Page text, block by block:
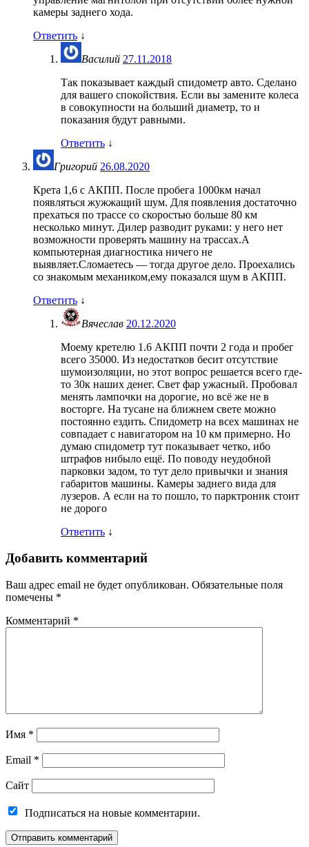
камеры заднего хода.
Ответить ↓
Василий 27.11.2018
Так показывает каждый спидометр авто. Сделано
для вашего спокойствия. Если вы замените колеса
в совокупности на больший диаметр, то и
показания будут равными.
Ответить ↓
Григорий 26.08.2020
Крета 1,6 с АКПП. После пробега 1000км начал
появляться жужжащий шум. Для появления достаточно
прехаться по трассе со скоростью больше 80 км
несколько минут. Дилер разводит руками: у него нет
возможности проверять машину на трассах.А
компьютерная диагностика ничего не
выявляет.Сломаетесь — тогда другое дело. Проехались
со знакомым механиком,ему показался шум в АКПП.
Ответить ↓
Вячеслав 20.12.2020
Моему кретелю 1.6 АКПП почти 2 года и пробег
всего 35000. Из недостатков бесит отсутствие
шумоизоляции, но этот вопрос решается всего где-
то 30к наших денег. Свет фар ужасный. Пробовал
менять лампочки на дорогие, но всё же не в
восторге. На тусане на ближнем свете можно
постоянно ездить. Спидометр на всех машинах не
совпадает с навигатором на 10 км примерно. Но
думаю спидометр тут показывает четко, ибо
штрафов нибыло ещё. По поводу неудобной
парковки задом, то тут дело привычки и знания
габаритов машины. Камеры заднего вида для
лузеров. А если на то пошло, то парктроник стоит
не дорого
Ответить ↓
Добавить комментарий
Ваш адрес email не будет опубликован. Обязательные поля
помечены *
Комментарий *
Имя *
Email *
Сайт
Подписаться на новые комментарии.